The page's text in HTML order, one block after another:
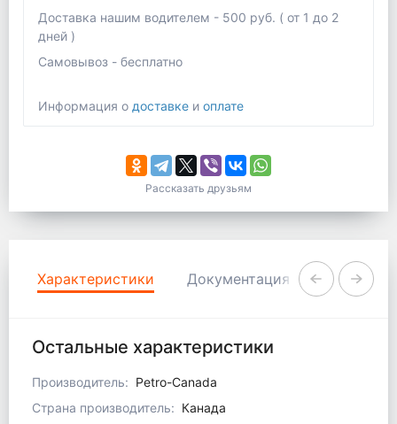
Доставка нашим водителем - 500 руб. ( от 1 до 2
дней )
Самовывоз - бесплатно
Информация о доставке и оплате
Рассказать друзьям
Характеристики Документация
Остальные характеристики
Производитель: Petro-Canada
Страна производитель: Канада